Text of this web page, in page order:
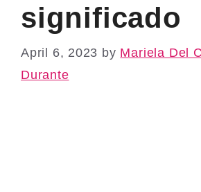
significado
April 6, 2023 by Mariela Del
Durante